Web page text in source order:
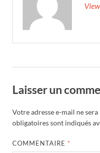
Laisser un
Votre adresse e-mail ne sera
obligatoires sont indiqués
COMMENTAIRE *